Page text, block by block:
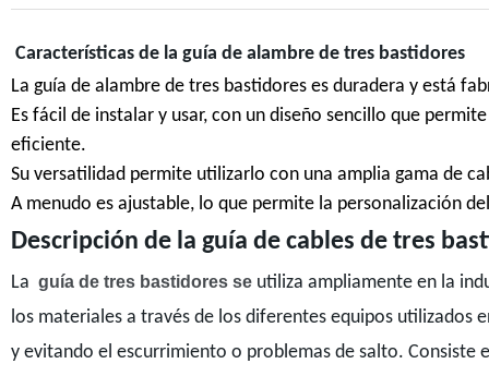
Características de la guía de alambre de tres bastidores
La guía de alambre de tres bastidores es duradera y está
Es fácil de instalar y usar, con un diseño sencillo que
eficiente.
Su versatilidad permite utilizarlo con una amplia gama de
A menudo es ajustable, lo que permite la personalización
Descripción de la guía de cables de tres
La guía de tres bastidores seutiliza ampliamente en la
los materiales a través de los diferentes equipos utilizados
y evitando el escurrimiento o problemas de salto. Consiste